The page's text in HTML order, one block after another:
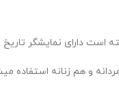
دارای نمایشگر تاریخ
و هم زنانه